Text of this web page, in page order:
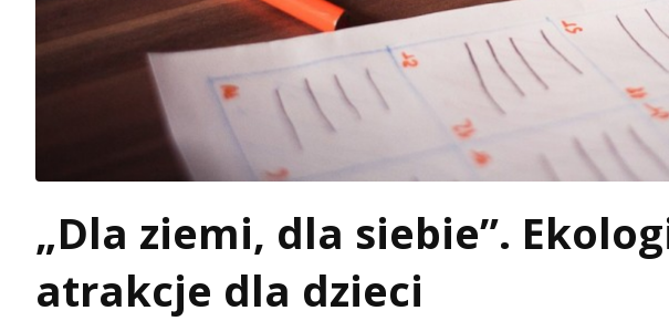
„Dla ziemi, dla siebie”.
atrakcje dla dzieci